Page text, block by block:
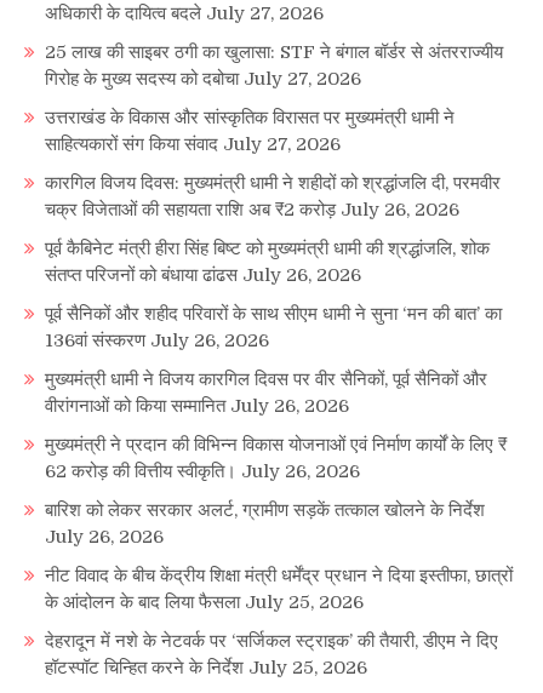
अधिकारी के दायित्व बदले July 27, 2026
25 लाख की साइबर ठगी का खुलासा: STF ने बंगाल बॉर्डर से अंतरराज्यीय
गिरोह के मुख्य सदस्य को दबोचा July 27, 2026
उत्तराखंड के विकास और सांस्कृतिक विरासत पर मुख्यमंत्री धामी ने
साहित्यकारों संग किया संवाद July 27, 2026
कारगिल विजय दिवस: मुख्यमंत्री धामी ने शहीदों को श्रद्धांजलि दी, परमवीर
चक्र विजेताओं की सहायता राशि अब ₹2 करोड़ July 26, 2026
पूर्व कैबिनेट मंत्री हीरा सिंह बिष्ट को मुख्यमंत्री धामी की श्रद्धांजलि, शोक
संतप्त परिजनों को बंधाया ढांढस July 26, 2026
पूर्व सैनिकों और शहीद परिवारों के साथ सीएम धामी ने सुना ‘मन की बात’ का
136वां संस्करण July 26, 2026
मुख्यमंत्री धामी ने विजय कारगिल दिवस पर वीर सैनिकों, पूर्व सैनिकों और
वीरांगनाओं को किया सम्मानित July 26, 2026
मुख्यमंत्री ने प्रदान की विभिन्न विकास योजनाओं एवं निर्माण कार्यों के लिए ₹
62 करोड़ की वित्तीय स्वीकृति। July 26, 2026
बारिश को लेकर सरकार अलर्ट, ग्रामीण सड़कें तत्काल खोलने के निर्देश
July 26, 2026
नीट विवाद के बीच केंद्रीय शिक्षा मंत्री धर्मेंद्र प्रधान ने दिया इस्तीफा, छात्रों
के आंदोलन के बाद लिया फैसला July 25, 2026
देहरादून में नशे के नेटवर्क पर ‘सर्जिकल स्ट्राइक’ की तैयारी, डीएम ने दिए
हॉटस्पॉट चिन्हित करने के निर्देश July 25, 2026